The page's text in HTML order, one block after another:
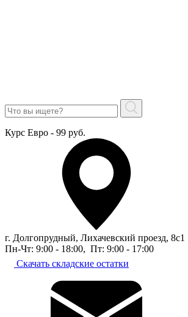
Курс Евро - 99 руб.
г. Долгопрудный, Лихачевский проезд, 8c1
Пн-Чт: 9:00 - 18:00, Пт: 9:00 - 17:00
Скачать складские остатки